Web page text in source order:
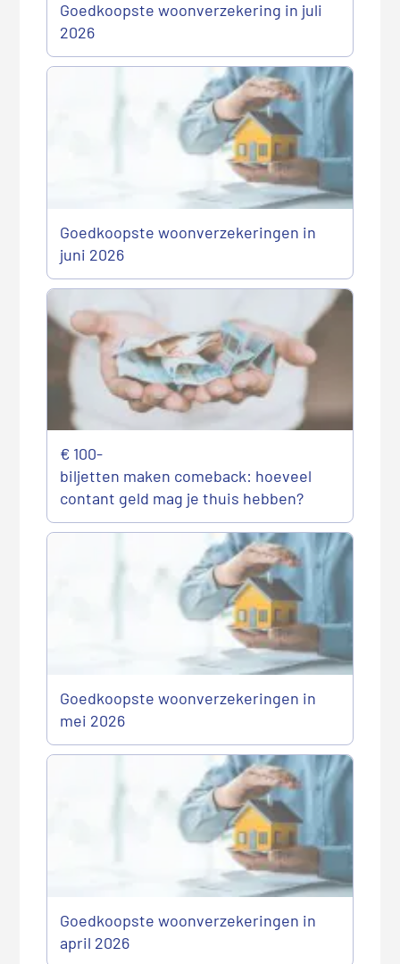
Goedkoopste woonverzekering in juli
2026
Goedkoopste woonverzekeringen in
juni 2026
€ 100-
biljetten maken comeback: hoeveel
contant geld mag je thuis hebben?
Goedkoopste woonverzekeringen in
mei 2026
Goedkoopste woonverzekeringen in
april 2026